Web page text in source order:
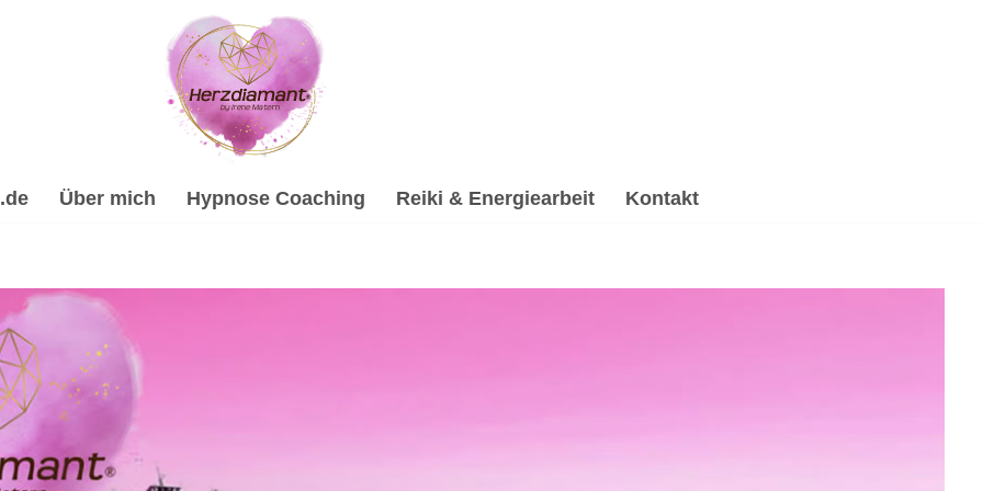
Über mich Hypnose Coaching Reiki & Energiearbeit Kontakt
Reiki & Energiearbeit, Spirituelle Trauerverarbeitung & Trauerhilfe, Psychologische Beratung,
& Trauerhilfe, ✔️ Reiki & Energiearbeit, ✔️ Psychologische Beratung oder ✔️ Spirituelles Coaching für
Hypnose-Coach & psychologische Beraterin. Ich bin Dein Wegbereiter ✉.